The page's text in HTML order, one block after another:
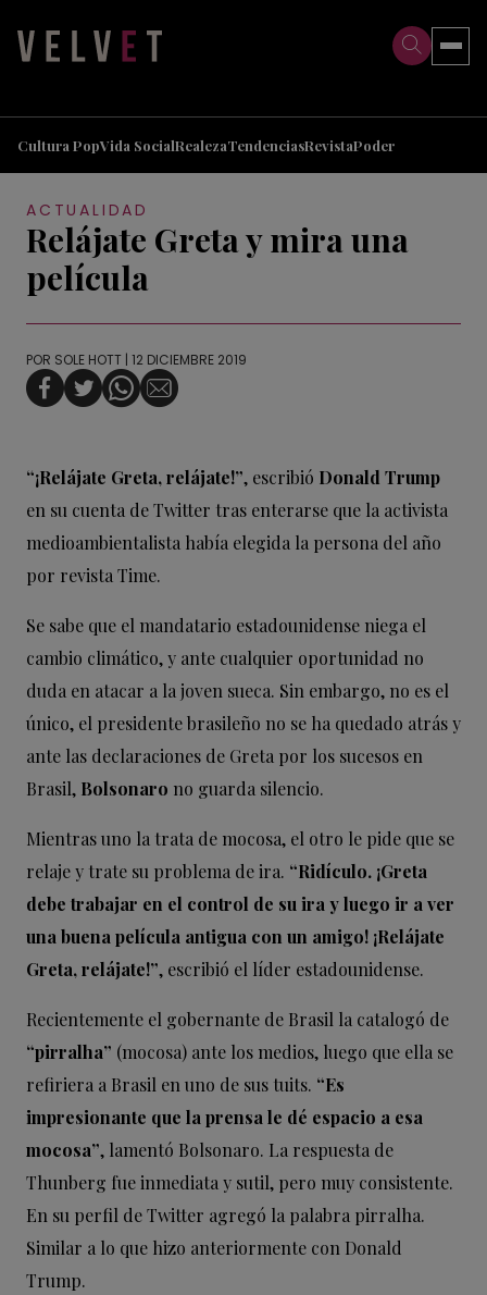
Cultura PopVida SocialRealezaTendenciasRevistaPoder
ACTUALIDAD
Relájate Greta y mira una
película
POR SOLE HOTT | 12 DICIEMBRE 2019
“¡Relájate Greta, relájate!”, escribió Donald Trump
en su cuenta de Twitter tras enterarse que la activista
medioambientalista había elegida la persona del año
por revista Time.
Se sabe que el mandatario estadounidense niega el
cambio climático, y ante cualquier oportunidad no
duda en atacar a la joven sueca. Sin embargo, no es el
único, el presidente brasileño no se ha quedado atrás y
ante las declaraciones de Greta por los sucesos en
Brasil, Bolsonaro no guarda silencio.
Mientras uno la trata de mocosa, el otro le pide que se
relaje y trate su problema de ira. “Ridículo. ¡Greta
debe trabajar en el control de su ira y luego ir a ver
una buena película antigua con un amigo! ¡Relájate
Greta, relájate!”, escribió el líder estadounidense.
Recientemente el gobernante de Brasil la catalogó de
“pirralha” (mocosa) ante los medios, luego que ella se
refiriera a Brasil en uno de sus tuits. “Es
impresionante que la prensa le dé espacio a esa
mocosa”, lamentó Bolsonaro. La respuesta de
Thunberg fue inmediata y sutil, pero muy consistente.
En su perfil de Twitter agregó la palabra pirralha.
Similar a lo que hizo anteriormente con Donald
Trump.